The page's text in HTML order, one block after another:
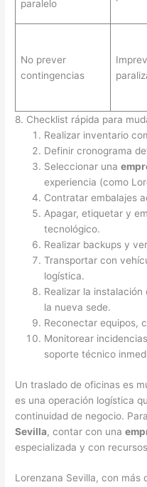
paralelo
No prever
contingencias
8. Checklist rápida para
Realizar inventario
Definir cronograma
Seleccionar una
experiencia (como
Contratar embalajes
Apagar, etiquetar y
tecnológico.
Realizar backups y
Transportar con
logística.
Realizar la
la nueva sede.
Reconectar equipos,
Monitorear
soporte técnico
Un traslado de oficinas es
es una operación logística
continuidad de negocio.
Sevilla, contar con una
especializada y con
Lorenzana Sevilla, con más